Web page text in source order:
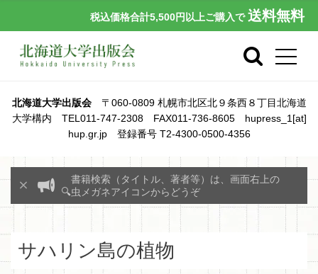
税込価格合計5,500円以上ご購入で 送料無料
北海道大学出版会〒060-0809 札幌市北区北９条西８丁目北海道
大学構内 TEL011-747-2308 FAX011-736-8605 hupress_1[at]
hup.gr.jp 登録番号 T2-4300-0500-4356
書籍検索（タイトル、著者等）は、画面右上の
🔍虫メガネアイコンからどうぞ
サハリン島の植物